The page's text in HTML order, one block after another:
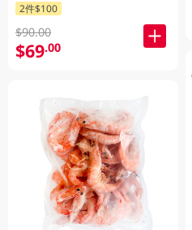
2件$100
$90.00
$69.00